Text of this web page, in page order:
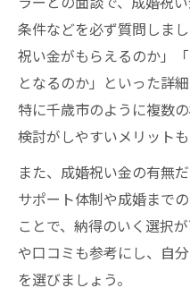
条件などを必ず質問しま
祝い金がもらえるのか」
となるのか」といった詳
特に千歳市のように複数
検討がしやすいメリットも
また、成婚祝い金の有無
サポート体制や成婚まで
ことで、納得のいく選択
や口コミも参考にし、自
を選びましょう。